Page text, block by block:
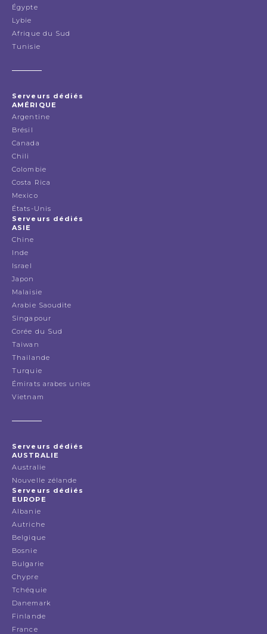
Égypte
Lybie
Afrique du Sud
Tunisie
Serveurs dédiés
AMÉRIQUE
Argentine
Brésil
Canada
Chili
Colombie
Costa Rica
Mexico
États-Unis
Serveurs dédiés
ASIE
Chine
Inde
Israel
Japon
Malaisie
Arabie Saoudite
Singapour
Corée du Sud
Taiwan
Thailande
Turquie
Émirats arabes unies
Vietnam
Serveurs dédiés
AUSTRALIE
Australie
Nouvelle zélande
Serveurs dédiés
EUROPE
Albanie
Autriche
Belgique
Bosnie
Bulgarie
Chypre
Tchéquie
Danemark
Finlande
France